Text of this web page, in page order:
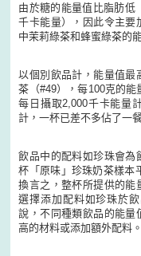
由於糖的能量值比脂肪低
千卡能量），因此令主要
中茉莉綠茶和蜂蜜綠茶的
以個別飲品計，能量值最
茶（#49），每100克的能
每日攝取2,000千卡能量
計，一杯已差不多佔了一
飲品中的配料如珍珠會為
杯「原味」珍珠奶茶樣本
換言之，整杯所提供的能
選擇添加配料如珍珠於
說，不同種類飲品的能量
高的材料或添加額外配料。